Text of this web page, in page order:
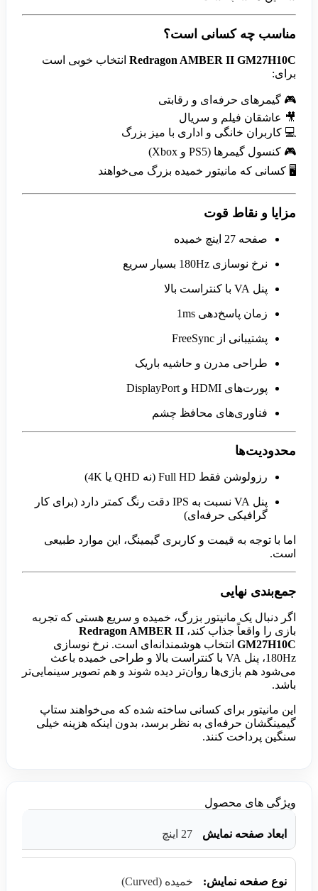
مناسب چه کسانی است؟
Redragon AMBER II GM27H10C انتخاب خوبی است
برای:
🎮 گیمرهای حرفه‌ای و رقابتی
🎥 عاشقان فیلم و سریال
💻 کاربران خانگی و اداری با میز بزرگ
🎮 کنسول گیمرها (PS5 و Xbox)
🖥️ کسانی که مانیتور خمیده بزرگ می‌خواهند
مزایا و نقاط قوت
صفحه 27 اینچ خمیده
نرخ نوسازی 180Hz بسیار سریع
پنل VA با کنتراست بالا
زمان پاسخ‌دهی 1ms
پشتیبانی از FreeSync
طراحی مدرن و حاشیه باریک
پورت‌های HDMI و DisplayPort
فناوری‌های محافظ چشم
محدودیت‌ها
رزولوشن فقط Full HD (نه QHD یا 4K)
پنل VA نسبت به IPS دقت رنگ کمتر دارد (برای کار
گرافیکی حرفه‌ای)
اما با توجه به قیمت و کاربری گیمینگ، این موارد طبیعی
است.
جمع‌بندی نهایی
اگر دنبال یک مانیتور بزرگ، خمیده و سریع هستی که تجربه
بازی را واقعاً جذاب کند، Redragon AMBER II
GM27H10C انتخاب هوشمندانه‌ای است. نرخ نوسازی
180Hz، پنل VA با کنتراست بالا و طراحی خمیده باعث
می‌شود هم بازی‌ها روان‌تر دیده شوند و هم تصویر سینمایی‌تر
باشد.
این مانیتور برای کسانی ساخته شده که می‌خواهند ستاپ
گیمینگشان حرفه‌ای به نظر برسد، بدون اینکه هزینه خیلی
سنگین پرداخت کنند.
ویژگی های محصول
ابعاد صفحه نمایش 27 اینچ
نوع صفحه نمایش: خمیده (Curved)